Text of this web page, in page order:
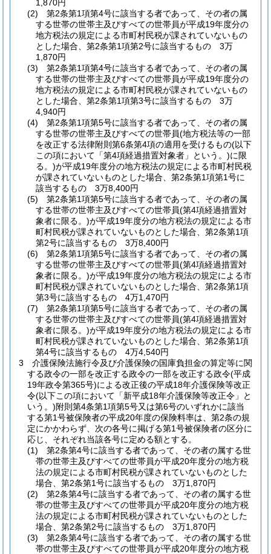
1,870円
(2)
第2条第1項第4号に該当する者であって、その者の属
する世帯の世帯主及びすべての世帯員が平成19年度分の
地方税法の規定による市町村民税が課されていないもの
とした場合、第2条第1項第2号に該当するもの 3万
1,870円
(3)
第2条第1項第4号に該当する者であって、その者の属
する世帯の世帯主及びすべての世帯員が平成19年度分の
地方税法の規定による市町村民税が課されていないもの
とした場合、第2条第1項第3号に該当するもの 3万
4,940円
(4)
第2条第1項第5号に該当する者であって、その者の属
する世帯の世帯主及びすべての世帯員(地方税法等の一部
を改正する法律附則第6条第4項の適用を受けるもの(以下
この項において「第4項経過措置対象者」という。)に限
る。)が平成19年度分の地方税法の規定による市町村民税
が課されていないものとした場合、第2条第1項第1号に
該当するもの 3万8,400円
(5)
第2条第1項第5号に該当する者であって、その者の属
する世帯の世帯主及びすべての世帯員(第4項経過措置対
象者に限る。)が平成19年度分の地方税法の規定による市
町村民税が課されていないものとした場合、第2条第1項
第2号に該当するもの 3万8,400円
(6)
第2条第1項第5号に該当する者であって、その者の属
する世帯の世帯主及びすべての世帯員(第4項経過措置対
象者に限る。)が平成19年度分の地方税法の規定による市
町村民税が課されていないものとした場合、第2条第1項
第3号に該当するもの 4万1,470円
(7)
第2条第1項第5号に該当する者であって、その者の属
する世帯の世帯主及びすべての世帯員(第4項経過措置対
象者に限る。)が平成19年度分の地方税法の規定による市
町村民税が課されていないものとした場合、第2条第1項
第4号に該当するもの 4万4,540円
3
介護保険法施行令及び介護保険の国庫負担金の算定等に関
する政令の一部を改正する政令の一部を改正する政令(平成
19年政令第365号)による改正後の平成18年介護保険等改正
令(以下この項において「新平成18年介護保険等改正令」と
いう。)附則第4条第1項第5号又は第6号のいずれかに該当
する第1号被保険者の平成20年度の保険料率は、第2条の規
定にかかわらず、次の各号に掲げる第1号被保険者の区分に
応じ、それぞれ当該各号に定める額とする。
(1)
第2条第4号に該当する者であって、その者の属する世
帯の世帯主及びすべての世帯員が平成20年度分の地方税
法の規定による市町村民税が課されていないものとした
場合、第2条第1号に該当するもの 3万1,870円
(2)
第2条第4号に該当する者であって、その者の属する世
帯の世帯主及びすべての世帯員が平成20年度分の地方税
法の規定による市町村民税が課されていないものとした
場合、第2条第2号に該当するもの 3万1,870円
(3)
第2条第4号に該当する者であって、その者の属する世
帯の世帯主及びすべての世帯員が平成20年度分の地方税